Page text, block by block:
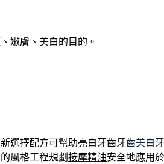
嫩膚、美白的目的。
選擇配方可幫助亮白牙齒牙齒美白
風格工程規劃 按摩精油安全地應用